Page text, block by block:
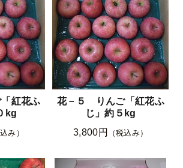
紅花ふ
kg
み）
花－５ りんご「紅花ふ
じ」約５kg
3,800円
（税込み）